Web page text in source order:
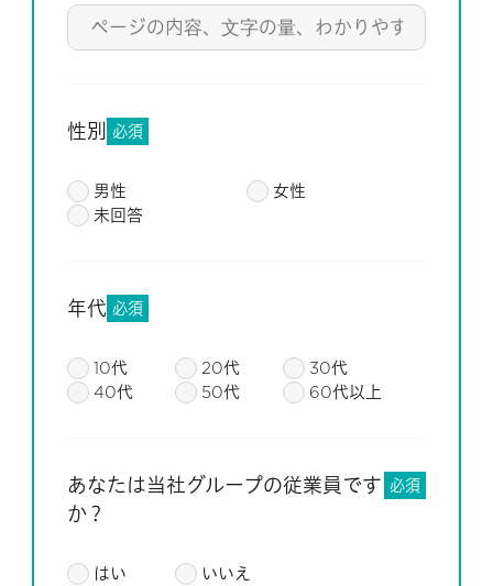
性別 必須
男性
女性
未回答
年代 必須
10代 20代
30代
40代
50代 60代以上
あなたは当社グループの従業員です
か？
必須
はい いいえ